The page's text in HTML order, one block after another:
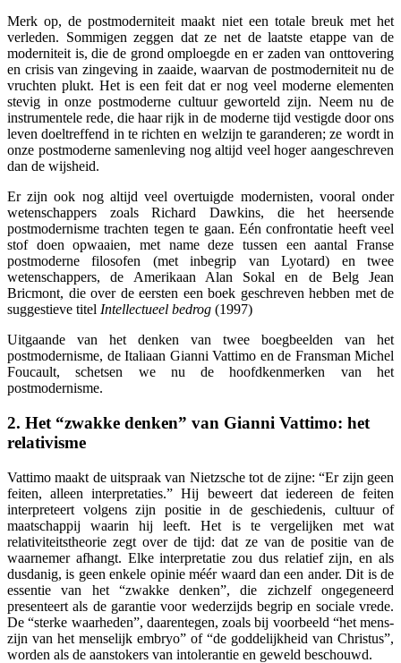
Merk op, de postmoderniteit maakt niet een totale breuk met het
verleden. Sommigen zeggen dat ze net de laatste etappe van de
moderniteit is, die de grond omploegde en er zaden van onttovering
en crisis van zingeving in zaaide, waarvan de postmoderniteit nu de
vruchten plukt. Het is een feit dat er nog veel moderne elementen
stevig in onze postmoderne cultuur geworteld zijn. Neem nu de
instrumentele rede, die haar rijk in de moderne tijd vestigde door ons
leven doeltreffend in te richten en welzijn te garanderen; ze wordt in
onze postmoderne samenleving nog altijd veel hoger aangeschreven
dan de wijsheid.
Er zijn ook nog altijd veel overtuigde modernisten, vooral onder
wetenschappers zoals Richard Dawkins, die het heersende
postmodernisme trachten tegen te gaan. Eén confrontatie heeft veel
stof doen opwaaien, met name deze tussen een aantal Franse
postmoderne filosofen (met inbegrip van Lyotard) en twee
wetenschappers, de Amerikaan Alan Sokal en de Belg Jean
Bricmont, die over de eersten een boek geschreven hebben met de
suggestieve titel Intellectueel bedrog (1997)
Uitgaande van het denken van twee boegbeelden van het
postmodernisme, de Italiaan Gianni Vattimo en de Fransman Michel
Foucault, schetsen we nu de hoofdkenmerken van het
postmodernisme.
2. Het “zwakke denken” van Gianni Vattimo: het
relativisme
Vattimo maakt de uitspraak van Nietzsche tot de zijne: “Er zijn geen
feiten, alleen interpretaties.” Hij beweert dat iedereen de feiten
interpreteert volgens zijn positie in de geschiedenis, cultuur of
maatschappij waarin hij leeft. Het is te vergelijken met wat
relativiteitstheorie zegt over de tijd: dat ze van de positie van de
waarnemer afhangt. Elke interpretatie zou dus relatief zijn, en als
dusdanig, is geen enkele opinie méér waard dan een ander. Dit is de
essentie van het “zwakke denken”, die zichzelf ongegeneerd
presenteert als de garantie voor wederzijds begrip en sociale vrede.
De “sterke waarheden”, daarentegen, zoals bij voorbeeld “het mens-
zijn van het menselijk embryo” of “de goddelijkheid van Christus”,
worden als de aanstokers van intolerantie en geweld beschouwd.